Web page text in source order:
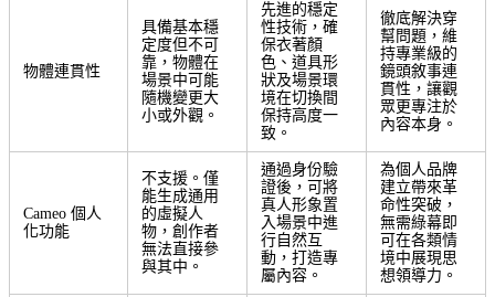
物體連貫性
具備基本穩
定度但不可
靠，物體在
場景中可能
隨機變更大
小或外觀。
先進的穩定
性技術，確
保衣著顏
色、道具形
狀及場景環
境在切換間
保持高度一
致。
徹底解決穿
幫問題，維
持專業級的
鏡頭敘事連
貫性，讓觀
眾更專注於
內容本身。
Cameo 個人
化功能
不支援。僅
能生成通用
的虛擬人
物，創作者
無法直接參
與其中。
通過身份驗
證後，可將
真人形象置
入場景中進
行自然互
動，打造專
屬內容。
為個人品牌
建立帶來革
命性突破，
無需綠幕即
可在各類情
境中展現思
想領導力。